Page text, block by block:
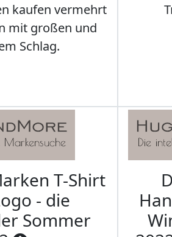
kaufen vermehrt
mit großen und
Schlag.
T-Shirt
- die
Sommer